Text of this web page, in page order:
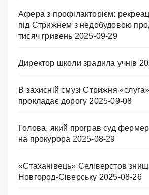
Афера з профілакторієм:
під Стрижнем з недобудовою
тисяч гривень 2025-09-29
Директор школи зрадила учнів
В захисній смузі Стрижня
прокладає дорогу 2025-09-08
Голова, який програв суд
на прокурора 2025-08-29
«Стаханівець» Селіверстов
Новгород-Сіверську 2025-08-26